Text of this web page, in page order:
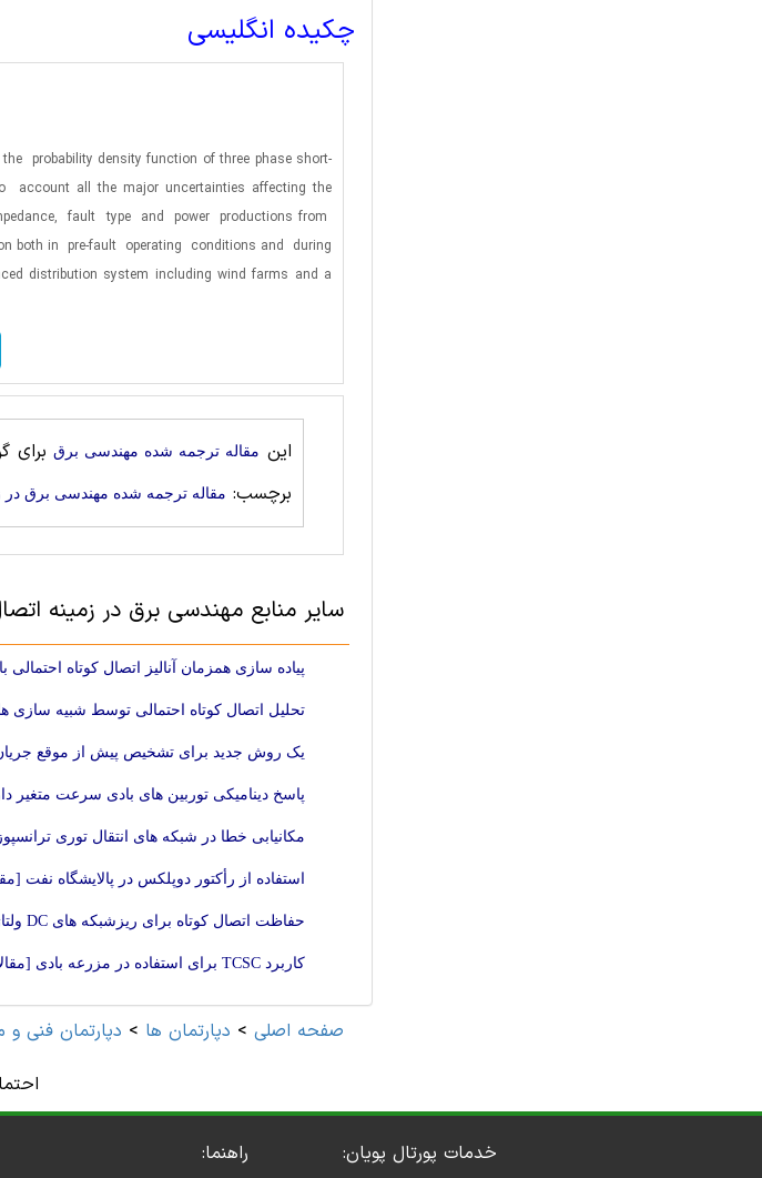
چکیده انگلیسی
the probability density function of three phase short-
account all the major uncertainties affecting the
fault type and power productions from
both in pre-fault operating conditions and during
distribution system including wind farms and a
این مقاله ترجمه شده مهندسی برقبرای
برچسب: مقاله ترجمه شده مهندسی برق در
سایر منابع مهندسی برق در زمینه
پیاده سازی همزمان آنالیز اتصال کوتاه
تحلیل اتصال کوتاه احتمالی توسط شبیه سازی
یک روش جدید برای تشخیص پيش از موقع
پاسخ دینامیکی توربین های بادی سرعت متغیر
مکانیابی خطا در شبکه های انتقال توری
استفاده از رأکتور دوپلکس در پالایشگاه نفت
حفاظت اتصال کوتاه برای ریزشبکه های DC ولتاژ پایین بر اساس مدار شکن های (قطع کننده های مدار) حالت جامد [مقالات ترجمه شده]
کاربرد TCSC برای استفاده در مزرعه بادی [مقالات ترجمه شده]
صفحه اصلی > دپارتمان ها > دپارتمان فنی
خدمات پورتال پویان: راهنما: